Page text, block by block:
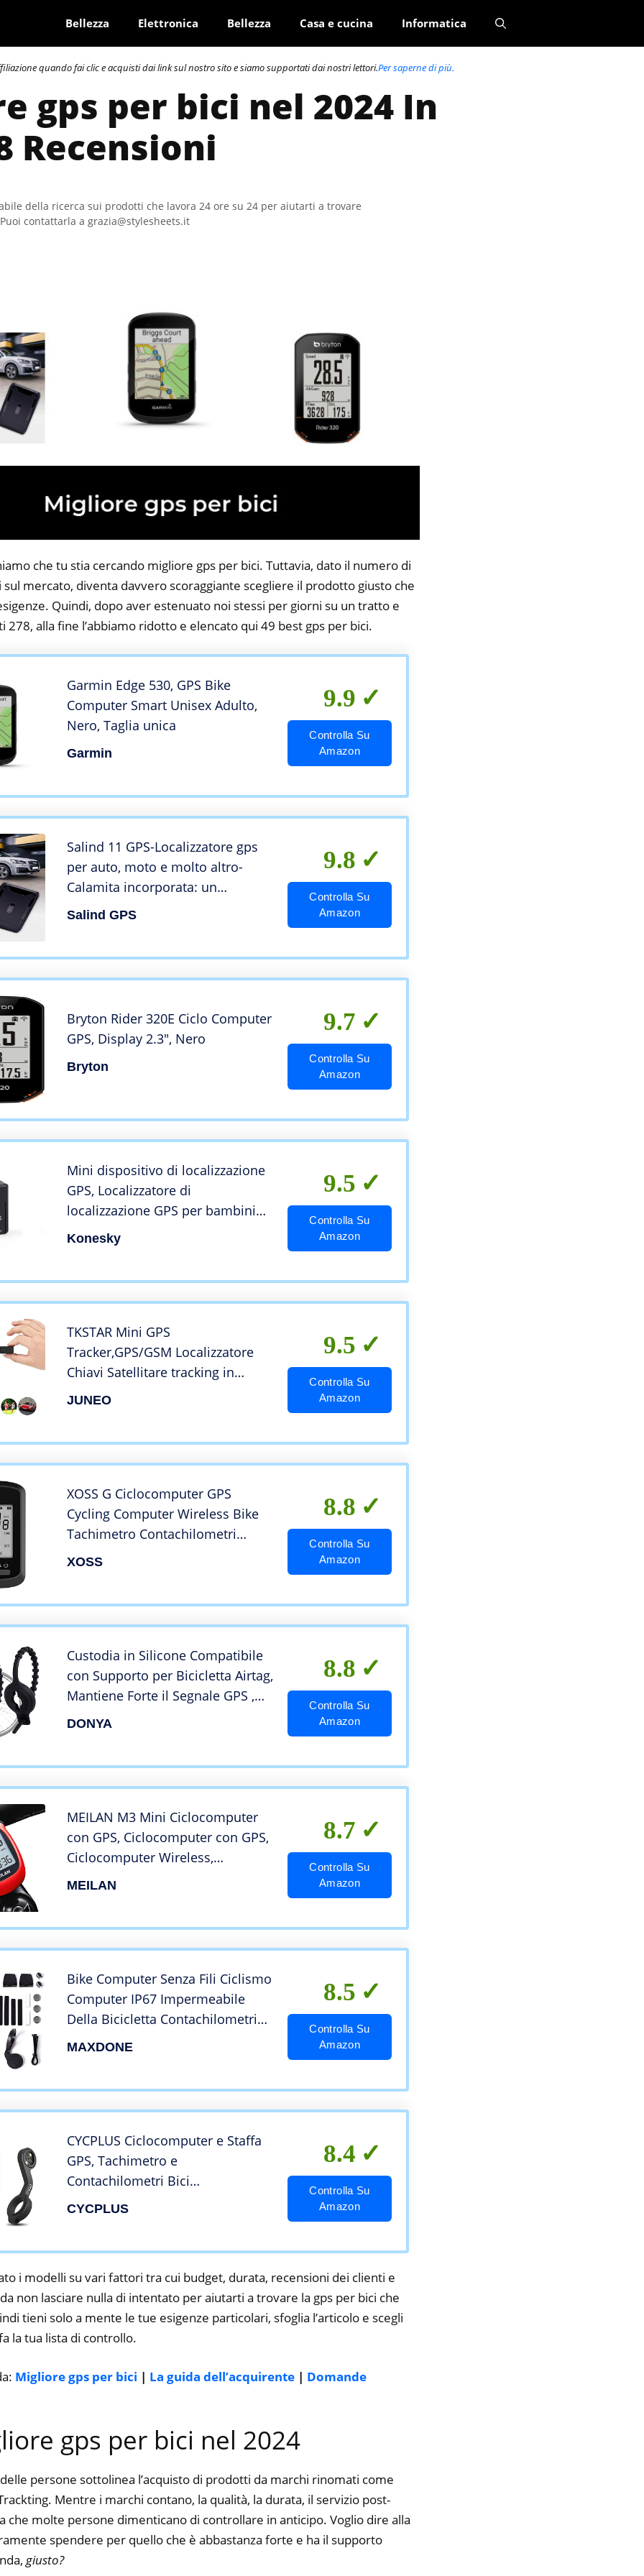
Bellezza Elettronica Bellezza Casa e cucina Informatica
quando fai clic e acquisti dai link sul nostro sito e siamo supportati dai nostri lettori.Per saperne di più.
gps per bici nel 2024 In
Recensioni
della ricerca sui prodotti che lavora 24 ore su 24 per aiutarti a trovare
contattarla a grazia@stylesheets.it
che tu stia cercando migliore gps per bici. Tuttavia, dato il numero di
mercato, diventa davvero scoraggiante scegliere il prodotto giusto che
Quindi, dopo aver estenuato noi stessi per giorni su un tratto e
alla fine l’abbiamo ridotto e elencato qui 49 best gps per bici.
Garmin Edge 530, GPS Bike
Computer Smart Unisex Adulto,
Nero, Taglia unica
Garmin
9.9
Controlla Su
Amazon
Salind 11 GPS-Localizzatore gps
per auto, moto e molto altro-
Calamita incorporata: un
fissaggio sicuro!-fino a 90 giorni
Salind GPS
9.8
Controlla Su
Amazon
Bryton Rider 320E Ciclo Computer
GPS, Display 2.3″, Nero
Bryton
9.7
Controlla Su
Amazon
Mini dispositivo di localizzazione
GPS, Localizzatore di
localizzazione GPS per bambini
GPS magnetico per auto
Dispositivo di posizionamento in
Konesky
9.5
Controlla Su
Amazon
TKSTAR Mini GPS
Tracker,GPS/GSM Localizzatore
Chiavi Satellitare tracking in
Tempo Reale Locator spia Key
JUNEO
9.5
Controlla Su
Amazon
XOSS G Ciclocomputer GPS
Cycling Computer Wireless Bike
Tachimetro Contachilometri
Tracker Ciclismo Impermeabile
XOSS
8.8
Controlla Su
Amazon
Custodia in Silicone Compatibile
con Supporto per Bicicletta Airtag,
Mantiene Forte il Segnale GPS ,
Supporto per Bici Air Tags
DONYA
8.8
Controlla Su
Amazon
MEILAN M3 Mini Ciclocomputer
con GPS, Ciclocomputer con GPS,
Ciclocomputer Wireless,
computer GPS per bici,
MEILAN
8.7
Controlla Su
Amazon
Bike Computer Senza Fili Ciclismo
Computer IP67 Impermeabile
Della Bicicletta Contachilometri
21 funzioni LCD Velocità Bike
MAXDONE
8.5
Controlla Su
Amazon
CYCPLUS Ciclocomputer e Staffa
GPS, Tachimetro e
Contachilometri Bici
Impermeabile, Staffa Manubrio Z2
CYCPLUS
8.4
Controlla Su
Amazon
i modelli su vari fattori tra cui budget, durata, recensioni dei clienti e
non lasciare nulla di intentato per aiutarti a trovare la gps per bici che
tieni solo a mente le tue esigenze particolari, sfoglia l’articolo e scegli
la tua lista di controllo.
Migliore gps per bici | La guida dell’acquirente | Domande
gps per bici nel 2024
persone sottolinea l’acquisto di prodotti da marchi rinomati come
Mentre i marchi contano, la qualità, la durata, il servizio post-
che molte persone dimenticano di controllare in anticipo. Voglio dire alla
spendere per quello che è abbastanza forte e ha il supporto
giusto?